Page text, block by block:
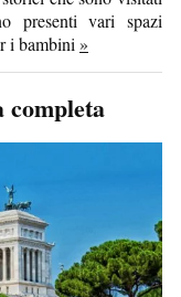
presenti vari spazi
i bambini »
completa